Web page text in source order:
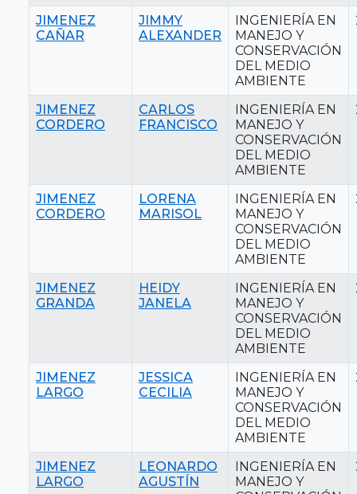
JIMENEZ
CAÑAR
JIMMY
ALEXANDER
INGENIERÍA EN
MANEJO Y
CONSERVACIÓN
DEL MEDIO
AMBIENTE
JIMENEZ
CORDERO
CARLOS
FRANCISCO
INGENIERÍA EN
MANEJO Y
CONSERVACIÓN
DEL MEDIO
AMBIENTE
JIMENEZ
CORDERO
LORENA
MARISOL
INGENIERÍA EN
MANEJO Y
CONSERVACIÓN
DEL MEDIO
AMBIENTE
JIMENEZ
GRANDA
HEIDY
JANELA
INGENIERÍA EN
MANEJO Y
CONSERVACIÓN
DEL MEDIO
AMBIENTE
JIMENEZ
LARGO
JESSICA
CECILIA
INGENIERÍA EN
MANEJO Y
CONSERVACIÓN
DEL MEDIO
AMBIENTE
JIMENEZ
LARGO
LEONARDO
AGUSTÍN
INGENIERÍA EN
MANEJO Y